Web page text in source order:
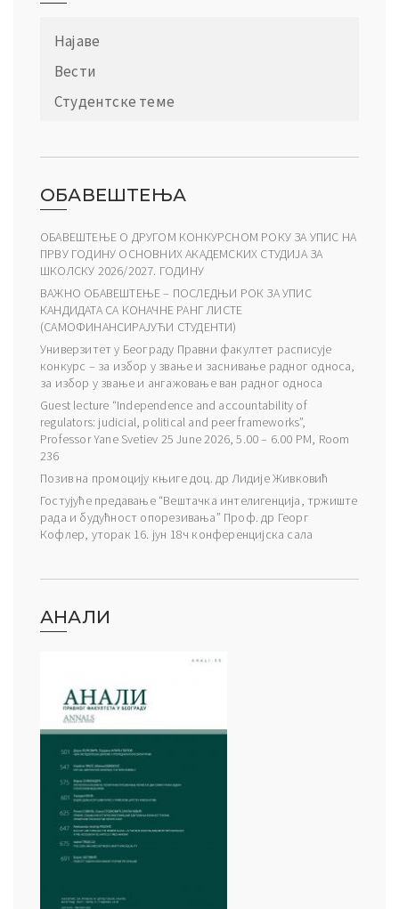
Најаве
Вести
Студентске теме
ОБАВЕШТЕЊА
ОБАВЕШТЕЊЕ О ДРУГОМ КОНКУРСНОМ РОКУ ЗА УПИС НА
ПРВУ ГОДИНУ ОСНОВНИХ АКАДЕМСКИХ СТУДИЈА ЗА
ШКОЛСКУ 2026/2027. ГОДИНУ
ВАЖНО ОБАВЕШТЕЊЕ – ПОСЛЕДЊИ РОК ЗА УПИС
КАНДИДАТА СА КОНАЧНЕ РАНГ ЛИСТЕ
(САМОФИНАНСИРАЈУЋИ СТУДЕНТИ)
Универзитет у Београду Правни факултет расписује
конкурс – за избор у звање и заснивање радног односа,
за избор у звање и ангажовање ван радног односа
Guest lecture “Independence and accountability of
regulators: judicial, political and peer frameworks”,
Professor Yane Svetiev 25 June 2026, 5.00 – 6.00 PM, Room
236
Позив на промоцију књиге доц. др Лидије Живковић
Гостујуће предавање “Вештачка интелигенција, тржиште
рада и будућност опорезивања” Проф. др Георг
Кофлер, уторак 16. јун 18ч конференцијска сала
АНАЛИ